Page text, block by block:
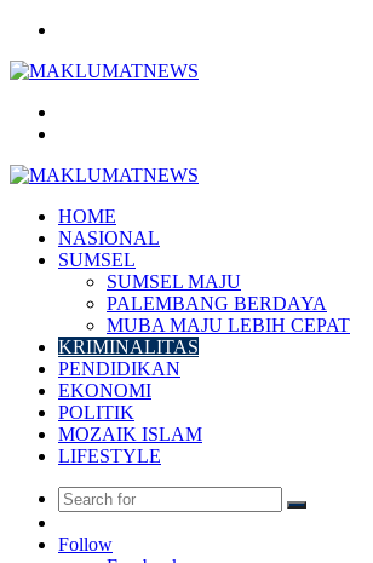
HOME
NASIONAL
SUMSEL
SUMSEL MAJU
PALEMBANG BERDAYA
MUBA MAJU LEBIH CEPAT
KRIMINALITAS
PENDIDIKAN
EKONOMI
POLITIK
MOZAIK ISLAM
LIFESTYLE
Search
Article
Follow